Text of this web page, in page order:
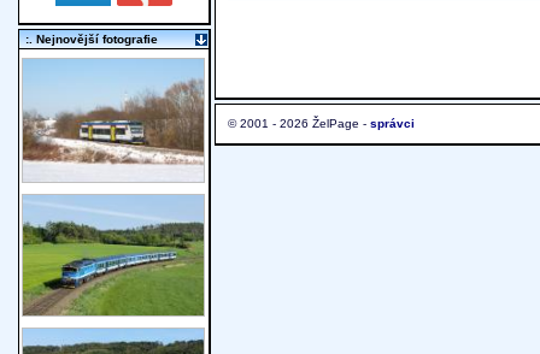
© 2001 - 2026 ŽelPage - správci
:. Nejnovější fotografie